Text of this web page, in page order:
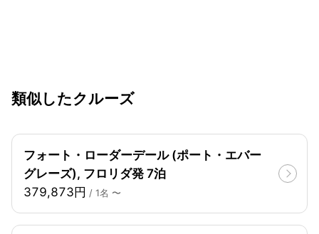
類似したクルーズ
フォート・ローダーデール (ポート・エバー
グレーズ), フロリダ発 7泊
379,873円 / 1名 〜